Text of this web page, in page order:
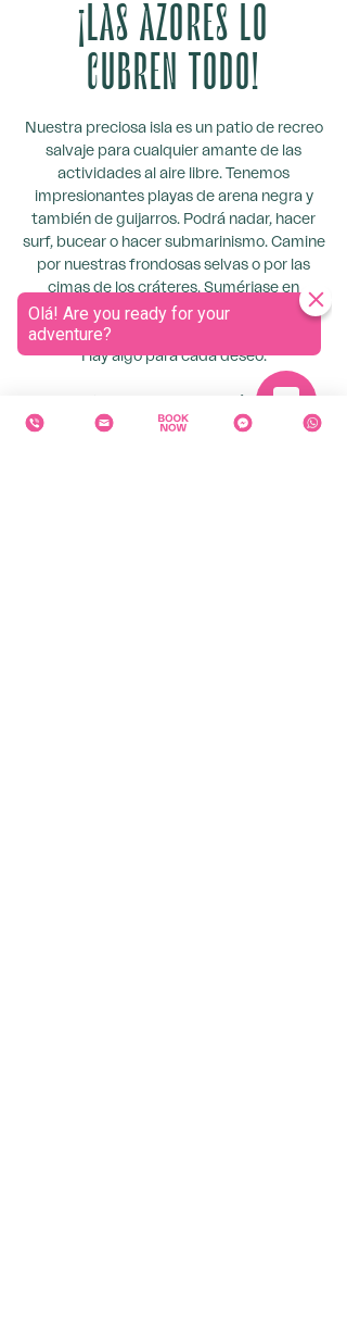
¡LAS AZORES LO
CUBREN TODO!
Nuestra preciosa isla es un patio de recreo
salvaje para cualquier amante de las
actividades al aire libre. Tenemos
impresionantes playas de arena negra y
también de guijarros. Podrá nadar, hacer
surf, bucear o hacer submarinismo. Camine
por nuestras frondosas selvas o por las
cimas de los cráteres. Sumérjase en
nuestros lagos, refrésquese bajo una
cascada o relájese en una fuente termal.
Hay algo para cada deseo.
6 episodios conocerá el paraíso portugués